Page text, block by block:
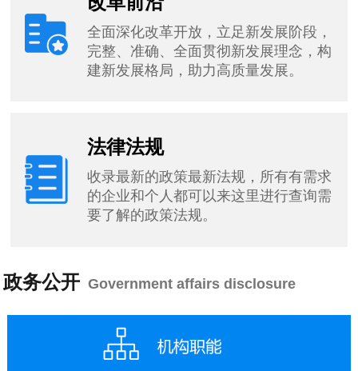
全面深化改革开放，立足新发展阶段，
完整、准确、全面贯彻新发展理念，构
建新发展格局，助力高质量发展。
法律法规
收录最新的政策最新法规，所有有需求
的企业和个人都可以来这里进行查询需
要了解的政策法规。
政务公开 Government affairs disclosure